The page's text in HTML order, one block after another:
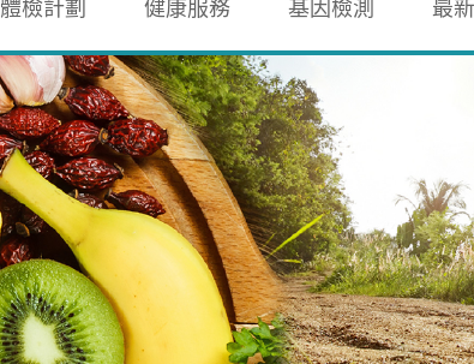
體檢計劃 健康服務 基因檢測 最